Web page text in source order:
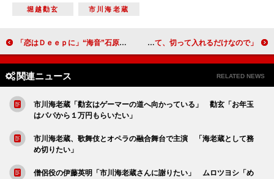
堀越勸玄 市川海老蔵
「恋はＤｅｅｐに」“海音”石原さとみの過去が明らかに 「今田美桜と渡邊圭祐の恋の行方も気になる」 長谷川博己、料理は「鍋とか簡単なものを」 「だしを取って、切って入れるだけなので」
関連ニュース RELATED NEWS
市川海老蔵「勸玄はゲーマーの道へ向かっている」 勸玄「お年玉
はパパから１万円もらいたい」
市川海老蔵、歌舞伎とオペラの融合舞台で主演 「海老蔵として務
め切りたい」
僧侶役の伊藤英明「市川海老蔵さんに謝りたい」 ムロツヨシ「め